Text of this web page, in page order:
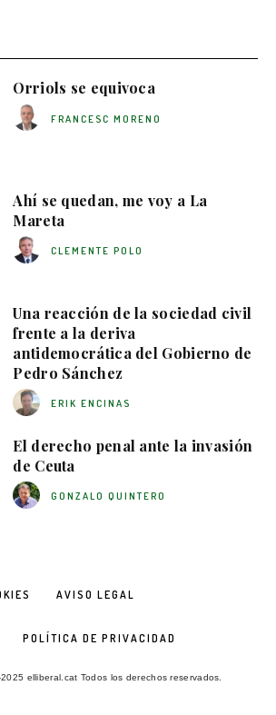
Orriols se equivoca
FRANCESC MORENO
Ahí se quedan, me voy a La
Mareta
CLEMENTE POLO
Una reacción de la sociedad civil
frente a la deriva
antidemocrática del Gobierno de
Pedro Sánchez
ERIK ENCINAS
El derecho penal ante la invasión
de Ceuta
GONZALO QUINTERO
AVISO LEGAL
POLÍTICA DE PRIVACIDAD
elliberal.cat Todos los derechos reservados.